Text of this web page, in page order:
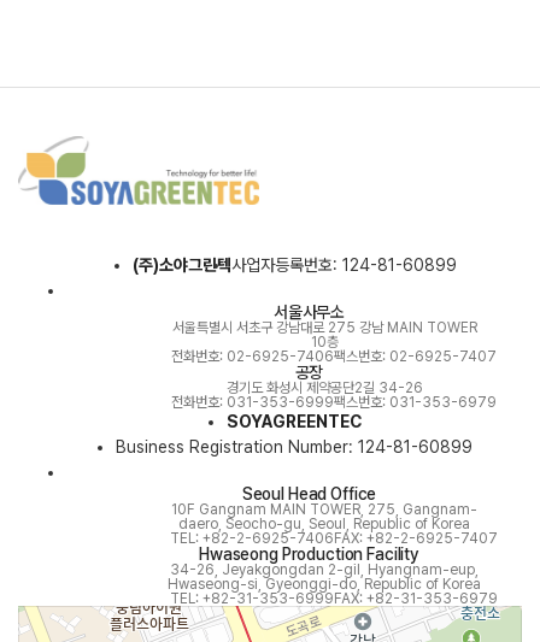
(주)소야그린텍사업자등록번호: 124-81-60899
서울사무소
서울특별시 서초구 강남대로 275 강남 MAIN TOWER
10층
전화번호: 02-6925-7406팩스번호: 02-6925-7407
공장
경기도 화성시 제약공단2길 34-26
전화번호: 031-353-6999팩스번호: 031-353-6979
SOYAGREENTEC
Business Registration Number: 124-81-60899
Seoul Head Office
10F Gangnam MAIN TOWER, 275, Gangnam-
daero, Seocho-gu, Seoul, Republic of Korea
TEL: +82-2-6925-7406 FAX: +82-2-6925-7407
Hwaseong Production Facility
34-26, Jeyakgongdan 2-gil, Hyangnam-eup,
Hwaseong-si, Gyeonggi-do, Republic of Korea
TEL: +82-31-353-6999 FAX: +82-31-353-6979